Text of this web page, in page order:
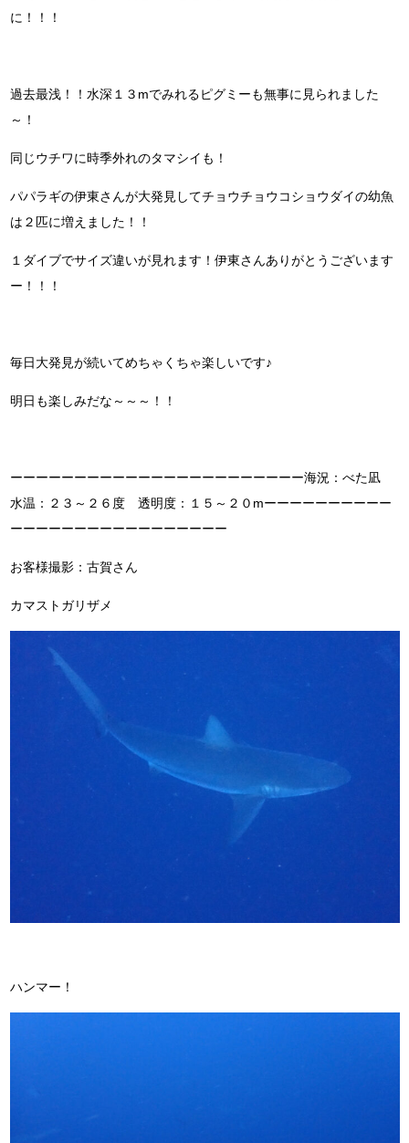
に！！！
過去最浅！！水深１３mでみれるピグミーも無事に見られました
～！
同じウチワに時季外れのタマシイも！
パパラギの伊東さんが大発見してチョウチョウコショウダイの幼魚
は２匹に増えました！！
１ダイブでサイズ違いが見れます！伊東さんありがとうございます
ー！！！
毎日大発見が続いてめちゃくちゃ楽しいです♪
明日も楽しみだな～～～！！
ーーーーーーーーーーーーーーーーーーーーーーー海況：べた凪
水温：２３～２６度 透明度：１５～２０mーーーーーーーーーー
ーーーーーーーーーーーーーーーーー
お客様撮影：古賀さん
カマストガリザメ
ハンマー！